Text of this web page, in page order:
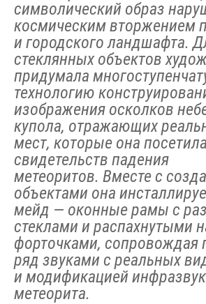
символический образ
космическим вторжением
и городского ландшафта.
стеклянных объектов
придумала
технологию
изображения осколков
купола, отражающих
мест, которые она
свидетельств падения
метеоритов. Вместе с
объектами она
мейд — оконные рамы с
стеклами и распахнутыми
форточками, сопровождая
ряд звуками с реальных
и модификацией
метеорита.